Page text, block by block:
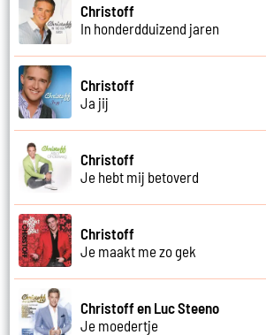
Christoff
In honderdduizend jaren
Christoff
Ja jij
Christoff
Je hebt mij betoverd
Christoff
Je maakt me zo gek
Christoff en Luc Steeno
Je moedertje